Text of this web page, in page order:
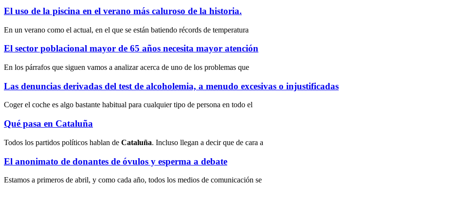
El uso de la piscina en el verano más caluroso de la historia.
En un verano como el actual, en el que se están batiendo récords de temperatura
El sector poblacional mayor de 65 años necesita mayor atención
En los párrafos que siguen vamos a analizar acerca de uno de los problemas que
Las denuncias derivadas del test de alcoholemia, a menudo excesivas o injustificadas
Coger el coche es algo bastante habitual para cualquier tipo de persona en todo el
Qué pasa en Cataluña
Todos los partidos políticos hablan de Cataluña. Incluso llegan a decir que de cara a
El anonimato de donantes de óvulos y esperma a debate
Estamos a primeros de abril, y como cada año, todos los medios de comunicación se